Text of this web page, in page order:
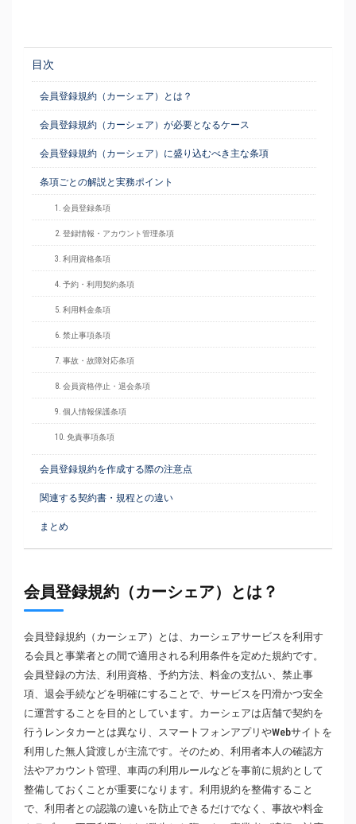
目次
会員登録規約（カーシェア）とは？
会員登録規約（カーシェア）が必要となるケース
会員登録規約（カーシェア）に盛り込むべき主な条項
条項ごとの解説と実務ポイント
1. 会員登録条項
2. 登録情報・アカウント管理条項
3. 利用資格条項
4. 予約・利用契約条項
5. 利用料金条項
6. 禁止事項条項
7. 事故・故障対応条項
8. 会員資格停止・退会条項
9. 個人情報保護条項
10. 免責事項条項
会員登録規約を作成する際の注意点
関連する契約書・規程との違い
まとめ
会員登録規約（カーシェア）とは？
会員登録規約（カーシェア）とは、カーシェアサービスを利用す
る会員と事業者との間で適用される利用条件を定めた規約です。
会員登録の方法、利用資格、予約方法、料金の支払い、禁止事
項、退会手続などを明確にすることで、サービスを円滑かつ安全
に運営することを目的としています。カーシェアは店舗で契約を
行うレンタカーとは異なり、スマートフォンアプリやWebサイトを
利用した無人貸渡しが主流です。そのため、利用者本人の確認方
法やアカウント管理、車両の利用ルールなどを事前に規約として
整備しておくことが重要になります。利用規約を整備すること
で、利用者との認識の違いを防止できるだけでなく、事故や料金